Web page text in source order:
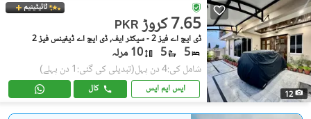
12
ٹائیٹینیم
PKR 7.65 کروڑ
ڈی ایچ اے فیز 2 - سیکٹر ایف, ڈی ایچ اے ڈیفینس فیز 2
5
5 10 مرلہ
شامل کی:4 دن پہل (تبدیلی کی گئی:1 دن پہلے)
ایس ایم ایس کال